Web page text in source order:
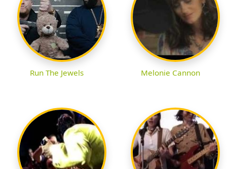
Run The Jewels Melonie Cannon